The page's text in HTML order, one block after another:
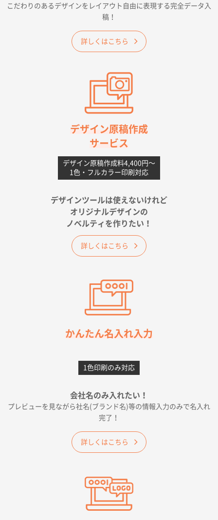
価格 大丈夫そうな会社に見えた
大阪府のお客様
A4フルカラークリアファイル1000枚
【ポリ】特別ご注文ページ1000枚
2026年06月08日 17:38
対応の速さ、丁寧さ、提案など
不織布フラットバッグ（A4縦サイズ）1000枚
2026年05月25日 15:10
が決め手です
佐賀県A社様
2026年05月23日 16:24
希望の商品（今回発注分）が一番安かったため
ワンポイント箔押し紙袋 M横サイズ(A4対応)
2026年05月21日 12:56
300枚
2026年05月19日 12:05
大阪府E社様
ワンポイントポリ袋 A4サイズ
2026年04月25日 17:53
納期が早そうだった
ワンポイントポリ袋 A4サイズ(黒)
2026年04月20日 14:28
お値打ちだったので
こだわりのあるデザインをレイアウト自由に表現する完全データ入
稿！
詳しくはこちら
デザイン原稿作成
サービス
デザイン原稿作成料4,400円〜
1色・フルカラー印刷対応
デザインツールは使えないけれど
オリジナルデザインの
ノベルティを作りたい！
詳しくはこちら
かんたん名入れ入力
1色印刷のみ対応
会社名のみ入れたい！
プレビューを見ながら社名(ブランド名)等の情報入力のみで名入れ
完了！
詳しくはこちら